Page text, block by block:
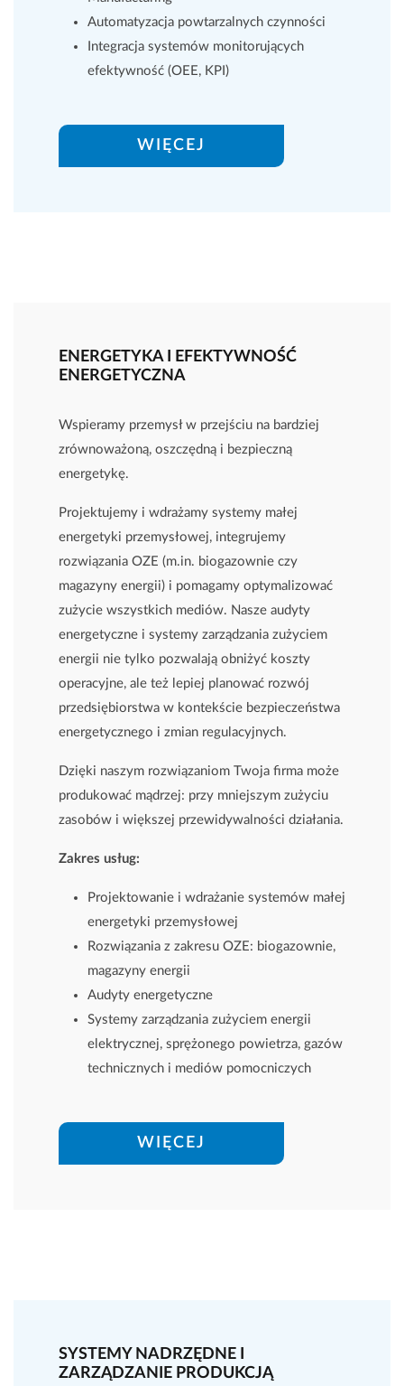
Automatyzacja powtarzalnych czynności
Integracja systemów monitorujących
efektywność (OEE, KPI)
WIĘCEJ
ENERGETYKA I EFEKTYWNOŚĆ
ENERGETYCZNA
Wspieramy przemysł w przejściu na bardziej
zrównoważoną, oszczędną i bezpieczną
energetykę.
Projektujemy i wdrażamy systemy małej
energetyki przemysłowej, integrujemy
rozwiązania OZE (m.in. biogazownie czy
magazyny energii) i pomagamy optymalizować
zużycie wszystkich mediów. Nasze audyty
energetyczne i systemy zarządzania zużyciem
energii nie tylko pozwalają obniżyć koszty
operacyjne, ale też lepiej planować rozwój
przedsiębiorstwa w kontekście bezpieczeństwa
energetycznego i zmian regulacyjnych.
Dzięki naszym rozwiązaniom Twoja firma może
produkować mądrzej: przy mniejszym zużyciu
zasobów i większej przewidywalności działania.
Zakres usług:
Projektowanie i wdrażanie systemów małej
energetyki przemysłowej
Rozwiązania z zakresu OZE: biogazownie,
magazyny energii
Audyty energetyczne
Systemy zarządzania zużyciem energii
elektrycznej, sprężonego powietrza, gazów
technicznych i mediów pomocniczych
WIĘCEJ
SYSTEMY NADRZĘDNE I
ZARZĄDZANIE PRODUKCJĄ
Energetyka